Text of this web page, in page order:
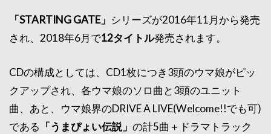
「STARTING GATE」 シリーズが2016年11月から発売
され、2018年6月で12タイトル発売されます。
CDの構成としては、CD1枚につき3頭のウマ娘がピッ
クアップされ、各ウマ娘のソロ曲と3頭のユニット
曲、あと、ウマ娘界のDRIVE A LIVE(Welcome!!でも可)
である 「うまぴょい伝説」の計5曲＋ドラマトラック